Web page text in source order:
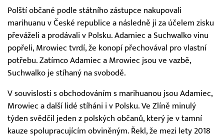
Polští občané podle státního zástupce nakupovali
marihuanu v České republice a následně ji za účelem zisku
převáželi a prodávali v Polsku. Adamiec a Suchwalko vinu
popřeli, Mrowiec tvrdí, že konopí přechovával pro vlastní
potřebu. Zatímco Adamiec a Mrowiec jsou ve vazbě,
Suchwalko je stíhaný na svobodě.
V souvislosti s obchodováním s marihuanou jsou Adamiec,
Mrowiec a další lidé stíháni i v Polsku. Ve Zlíně minulý
týden svědčil jeden z polských občanů, který je v tamní
kauze spolupracujícím obviněným. Řekl, že mezi lety 2018